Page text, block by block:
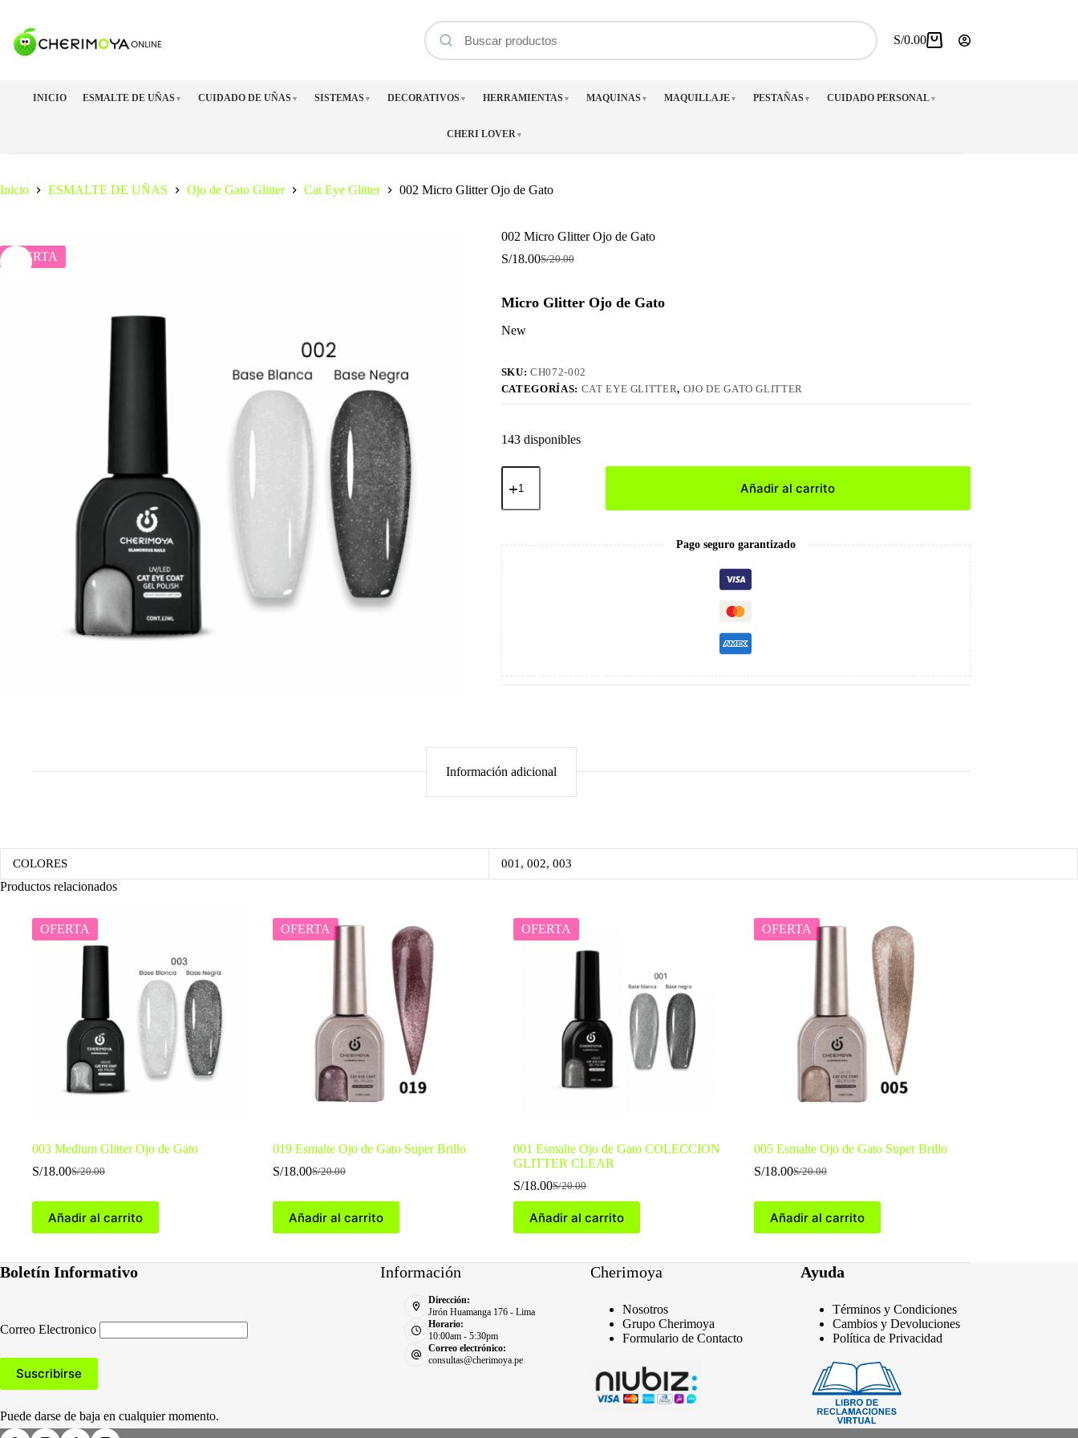
contenido
Carro
S/0.00
INICIO ESMALTE DE UÑAS ▼ CUIDADO DE UÑAS ▼ SISTEMAS ▼ DECORATIVOS ▼ HERRAMIENTAS ▼ MAQUINAS ▼ MAQUILLAJE ▼ PESTAÑAS ▼ CUIDADO PERSONAL ▼
CHERI LOVER ▼
Inicio ESMALTE DE UÑAS Ojo de Gato Glitter Cat Eye Glitter 002 Micro Glitter Ojo de Gato
OFERTA
002 Micro Glitter Ojo de Gato
S/20.00
El
original
era:
S/18.00El
actual
es:
Micro Glitter Ojo de Gato
New
SKU:CH072-002
CATEGORÍAS: CAT EYE GLITTER, OJO DE GATO GLITTER
143 disponibles
002
Micro
Ojo
cantidad
Añadir al carrito
Pago seguro garantizado
Información adicional
COLORES 001, 002, 003
Productos relacionados
OFERTA
003 Medium Glitter Ojo de Gato
S/20.00
El
era:
S/20.00.
S/18.00El
es:
S/18.00.
Añadir al carrito
OFERTA
019 Esmalte Ojo de Gato Super Brillo
S/20.00
El
era:
S/20.00.
S/18.00El
es:
S/18.00.
Añadir al carrito
OFERTA
001 Esmalte Ojo de Gato COLECCION
GLITTER CLEAR
S/20.00
El
original
era:
S/18.00El
actual
es:
Añadir al carrito
OFERTA
005 Esmalte Ojo de Gato Super Brillo
S/20.00
El
era:
S/20.00.
S/18.00El
es:
S/18.00.
Añadir al carrito
Boletín Informativo
Correo Electronico
Puede darse de baja en cualquier momento.
Información
Dirección:
Jirón Huamanga 176 - Lima
Horario:
10:00am - 5:30pm
Correo electrónico:
consultas@cherimoya.pe
Cherimoya
Nosotros
Grupo Cherimoya
Formulario de Contacto
Ayuda
Términos y Condiciones
Cambios y Devoluciones
Política de Privacidad